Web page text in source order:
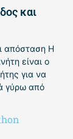
και
απόσταση Η
είναι ο
για να
γύρω από